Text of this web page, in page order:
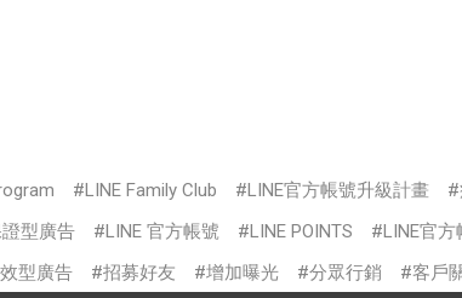
LINE Family Club LINE官方帳號升級計畫
型廣告 LINE 官方帳號 LINE POINTS
LINE官
型廣告 招募好友 增加曝光 分眾行銷 客戶